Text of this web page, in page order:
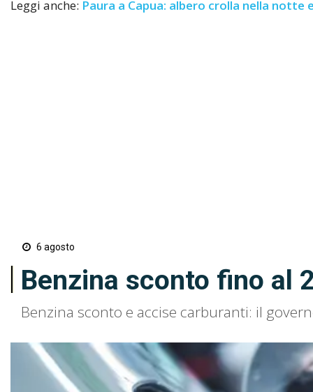
Leggi anche: Paura a Capua: albero crolla nella notte
6 agosto
Benzina sconto fino al
Benzina sconto e accise carburanti: il